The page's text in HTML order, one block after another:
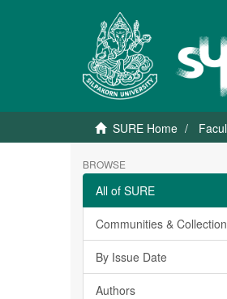
SURE Home
BROWSE
All of SURE
Communities &
By Issue Date
Authors